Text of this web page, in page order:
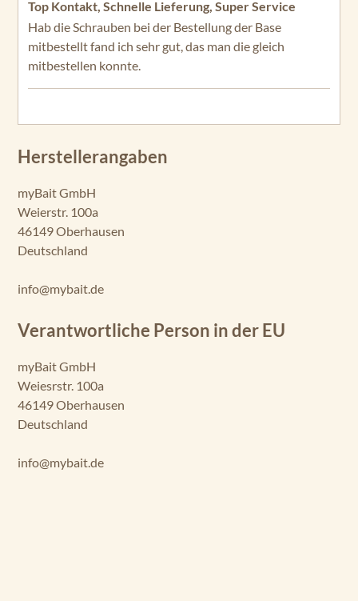
mitbestellt fand ich sehr gut, das man die gleich
mitbestellen konnte.
Herstellerangaben
myBait GmbH
46149 Oberhausen
Deutschland
info@mybait.de
Verantwortliche Person in der EU
myBait GmbH
46149 Oberhausen
Deutschland
info@mybait.de